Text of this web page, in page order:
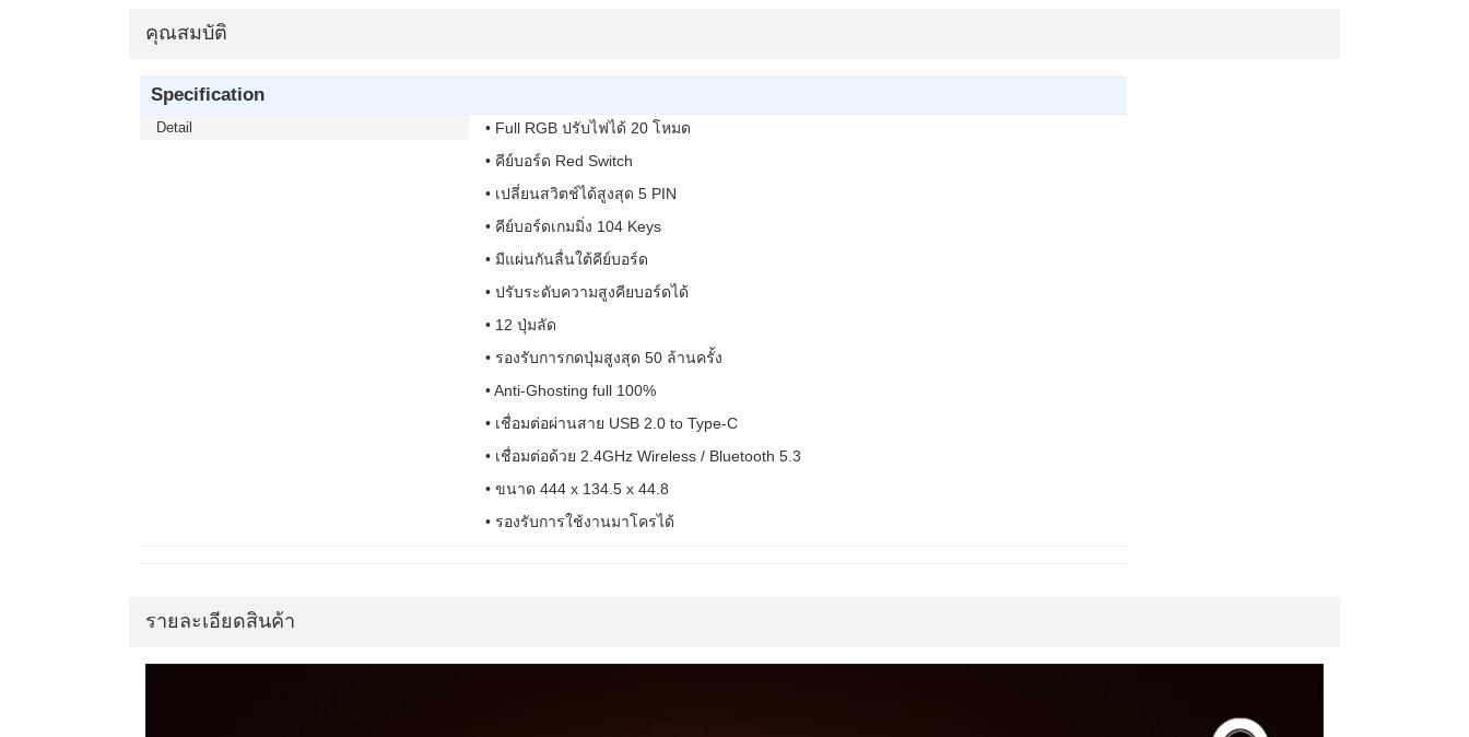
คุณสมบัติ
Specification
Detail
• Full RGB ปรับไฟได้ 20 โหมด
• คีย์บอร์ด Red Switch
• เปลี่ยนสวิตช์ได้สูงสุด 5 PIN
• คีย์บอร์ดเกมมิ่ง 104 Keys
• มีแผ่นกันลื่นใต้คีย์บอร์ด
• ปรับระดับความสูงคียบอร์ดได้
• 12 ปุ่มลัด
• รองรับการกดปุ่มสูงสุด 50 ล้านครั้ง
• Anti-Ghosting full 100%
• เชื่อมต่อผ่านสาย USB 2.0 to Type-C
• เชื่อมต่อด้วย 2.4GHz Wireless / Bluetooth 5.3
• ขนาด 444 x 134.5 x 44.8
• รองรับการใช้งานมาโครได้
รายละเอียดสินค้า